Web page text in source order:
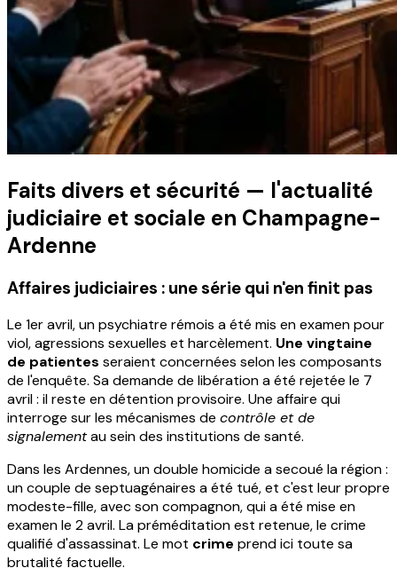
Faits divers et sécurité — l'actualité
judiciaire et sociale en Champagne-
Ardenne
Affaires judiciaires : une série qui n'en finit pas
Le 1er avril, un psychiatre rémois a été mis en examen pour
viol, agressions sexuelles et harcèlement. Une vingtaine
de patientes seraient concernées selon les composants
de l'enquête. Sa demande de libération a été rejetée le 7
avril : il reste en détention provisoire. Une affaire qui
interroge sur les mécanismes de contrôle et de
signalementau sein des institutions de santé.
Dans les Ardennes, un double homicide a secoué la région :
un couple de septuagénaires a été tué, et c'est leur propre
modeste-fille, avec son compagnon, qui a été mise en
examen le 2 avril. La préméditation est retenue, le crime
qualifié d'assassinat. Le mot crime prend ici toute sa
brutalité factuelle.